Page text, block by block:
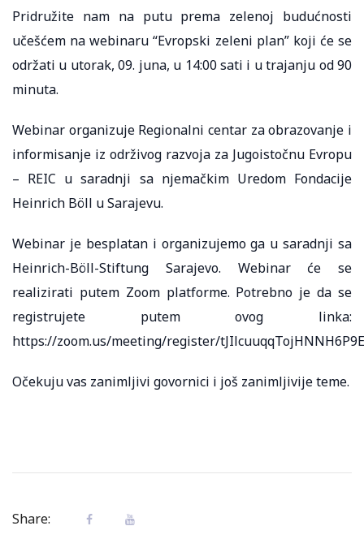
Pridružite nam na putu prema zelenoj budućnosti
učešćem na webinaru “Evropski zeleni plan” koji će se
održati u utorak, 09. juna, u 14:00 sati i u trajanju od 90
minuta.
Webinar organizuje Regionalni centar za obrazovanje i
informisanje iz održivog razvoja za Jugoistočnu Evropu
– REIC u saradnji sa njemačkim Uredom Fondacije
Heinrich Böll u Sarajevu.
Webinar je besplatan i organizujemo ga u saradnji sa
Heinrich-Böll-Stiftung Sarajevo. Webinar će se
realizirati putem Zoom platforme. Potrebno je da se
registrujete putem ovog linka:
https://zoom.us/meeting/register/
Očekuju vas zanimljivi govornici i još zanimljivije teme.
Share: